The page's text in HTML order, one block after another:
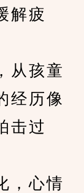
解疲
孩童
经历像
击过
心情